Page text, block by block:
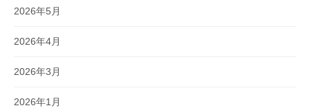
2026年5月
2026年4月
2026年3月
2026年1月